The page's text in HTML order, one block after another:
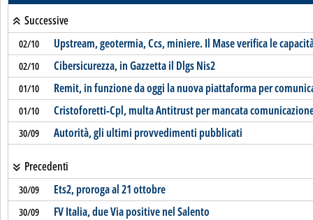
Successive
02/10 Upstream, geotermia, Ccs, miniere. Il Mase verifica le
02/10 Cibersicurezza, in Gazzetta il Dlgs Nis2
01/10 Remit, in funzione da oggi la nuova piattaforma per
01/10 Cristoforetti-Cpl, multa Antitrust per mancata
30/09 Autorità, gli ultimi provvedimenti pubblicati
Precedenti
30/09 Ets2, proroga al 21 ottobre
30/09 FV Italia, due Via positive nel Salento